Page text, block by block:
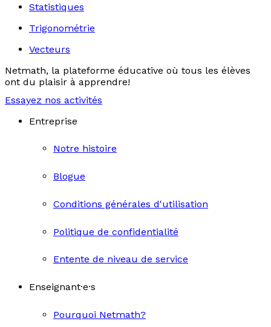
Statistiques
Trigonométrie
Vecteurs
Netmath, la plateforme éducative où tous les élèves
ont du plaisir à apprendre!
Essayez nos activités
Entreprise
Notre histoire
Blogue
Conditions générales d'utilisation
Politique de confidentialité
Entente de niveau de service
Enseignant·e·s
Pourquoi Netmath?